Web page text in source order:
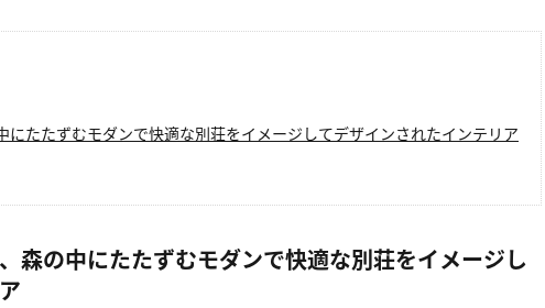
にたたずむモダンで快適な別荘をイメージしてデザインされたインテリア
森の中にたたずむモダンで快適な別荘をイメージし